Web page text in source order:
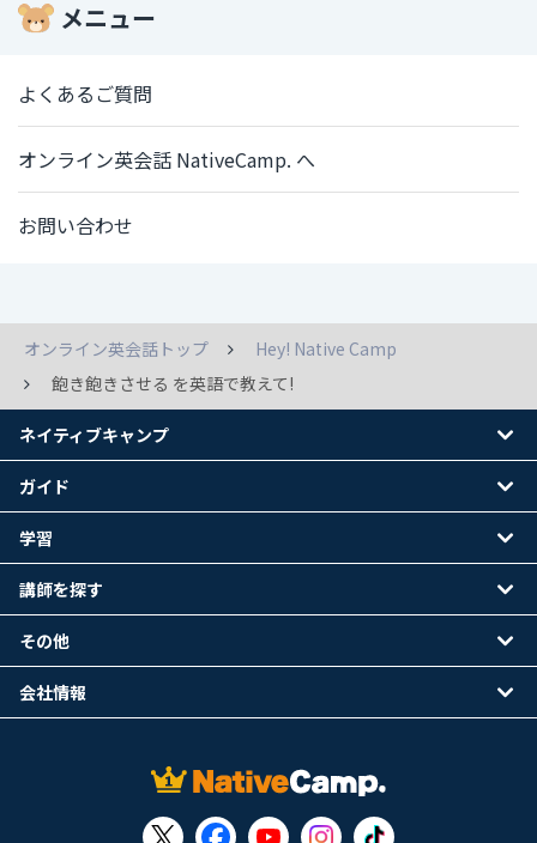
メニュー
よくあるご質問
オンライン英会話 NativeCamp. へ
お問い合わせ
オンライン英会話トップ
Hey! Native Camp
飽き飽きさせる を英語で教えて!
ネイティブキャンプ
ガイド
学習
講師を探す
その他
会社情報